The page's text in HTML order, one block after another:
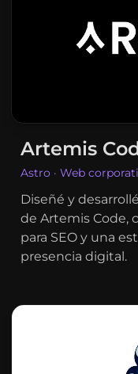
Artemis
Astro · Web
Diseñé y
de Artemis Code,
para SEO y una
presencia digital.